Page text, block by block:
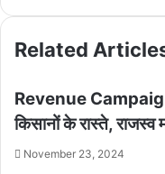
Related
Revenue
किसानों के रास्ते, राजस्व
November 23, 2024